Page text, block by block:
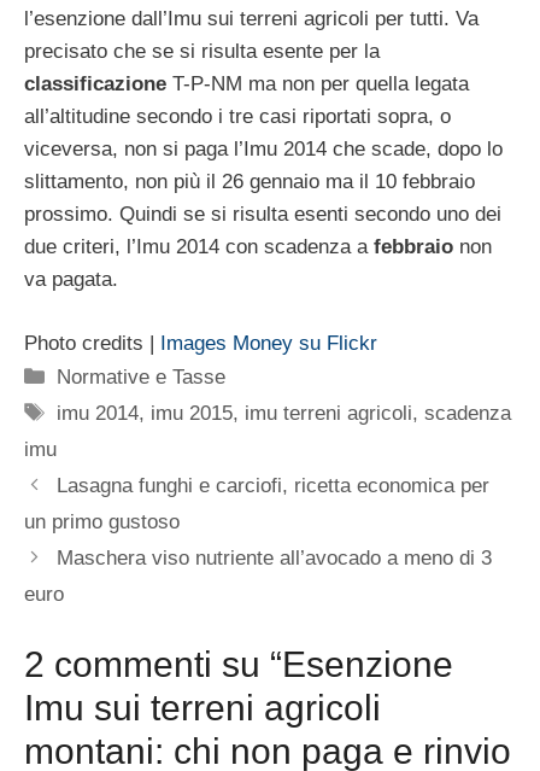
l’esenzione dall’Imu sui terreni agricoli per tutti. Va
precisato che se si risulta esente per la
classificazione T-P-NM ma non per quella legata
all’altitudine secondo i tre casi riportati sopra, o
viceversa, non si paga l’Imu 2014 che scade, dopo lo
slittamento, non più il 26 gennaio ma il 10 febbraio
prossimo. Quindi se si risulta esenti secondo uno dei
due criteri, l’Imu 2014 con scadenza a febbraio non
va pagata.
Photo credits | Images Money su Flickr
Categorie
Normative e Tasse
Tag
imu 2014, imu 2015, imu terreni agricoli,scadenza
imu
Lasagna funghi e carciofi, ricetta economica per
un primo gustoso
Maschera viso nutriente all’avocado a meno di 3
euro
2 commenti su “Esenzione
Imu sui terreni agricoli
montani: chi non paga e rinvio